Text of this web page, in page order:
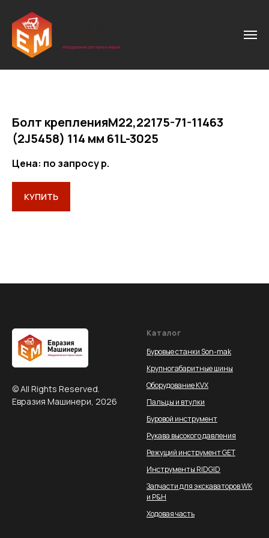
Болт крепленияМ22,22175-71-11463
(2J5458) 114 мм 61L-3025
Цена: по запросур.
КУПИТЬ
© All Rights Reserved.
Евразия Машинери, 2026
Каталог
Буровые станки Son-mak
Крупногабаритные шины
Оборудование KVX
Пальцы и втулки
Буровой инструмент
Рукава высокого давления
Режущий инструмент GET
Инструменты RIDGID
Запчасти для экскаваторов WK
и P&H
Ходовая часть